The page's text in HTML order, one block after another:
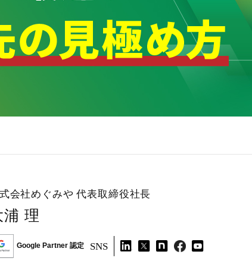
会社めぐみや代表取締役社長
浦 理
Google Partner 認定 SNS